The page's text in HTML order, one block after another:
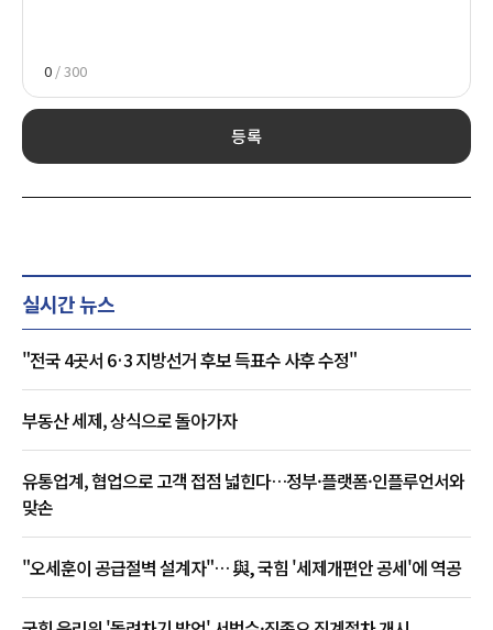
0 / 300
등록
실시간 뉴스
"전국 4곳서 6·3 지방선거 후보 득표수 사후 수정"
부동산 세제, 상식으로 돌아가자
유통업계, 협업으로 고객 접점 넓힌다…정부·플랫폼·인플루언서와
맞손
"오세훈이 공급절벽 설계자"… 與, 국힘 '세제개편안 공세'에 역공